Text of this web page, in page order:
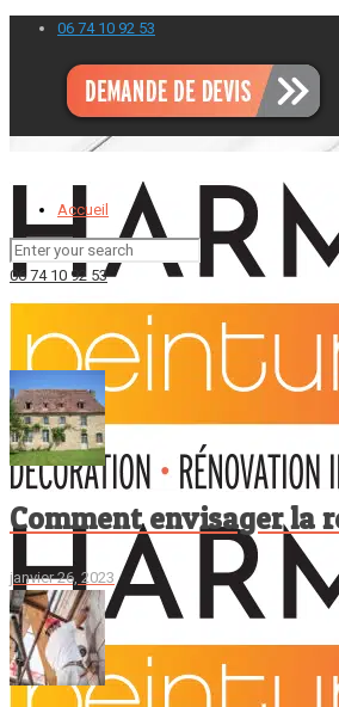
06 74 10 92 53
Accueil
06 74 10 92 53
Comment envisager la
janvier 26, 2023